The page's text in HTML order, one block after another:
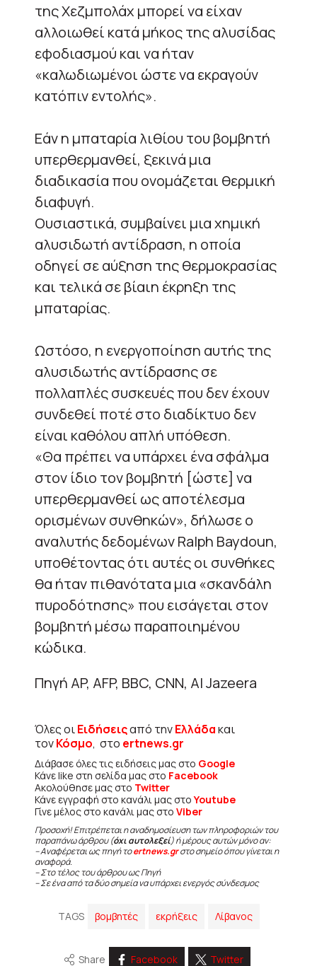
της Χεζμπολάχ μπορεί να είχαν
αλλοιωθεί κατά μήκος της αλυσίδας
εφοδιασμού και να ήταν
«καλωδιωμένοι ώστε να εκραγούν
κατόπιν εντολής».
Εάν η μπαταρία λιθίου του βομβητή
υπερθερμανθεί, ξεκινά μια
διαδικασία που ονομάζεται θερμική
διαφυγή.
Ουσιαστικά, συμβαίνει μια χημική
αλυσιδωτή αντίδραση, η οποία
οδηγεί σε αύξηση της θερμοκρασίας
και τελικά σε βίαιη έκρηξη της
μπαταρίας.
Ωστόσο, η ενεργοποίηση αυτής της
αλυσιδωτής αντίδρασης σε
πολλαπλές συσκευές που δεν έχουν
συνδεθεί ποτέ στο διαδίκτυο δεν
είναι καθόλου απλή υπόθεση.
«Θα πρέπει να υπάρχει ένα σφάλμα
στον ίδιο τον βομβητή [ώστε] να
υπερθερμανθεί ως αποτέλεσμα
ορισμένων συνθηκών», δήλωσε ο
αναλυτής δεδομένων Ralph Baydoun,
υποθέτοντας ότι αυτές οι συνθήκες
θα ήταν πιθανότατα μια «σκανδάλη
πυροδότησης» που εισάγεται στον
βομβητή μέσω παραποιημένου
κώδικα.
Πηγή AP, AFP, BBC, CNN, Al Jazeera
Όλες οιΕιδήσειςαπό τηνΕλλάδακαι
τονΚόσμο, στο ertnews.gr
Διάβασε όλες τις ειδήσεις μας στο Google
Κάνε like στη σελίδα μας στο Facebook
Ακολούθησε μας στο Twitter
Κάνε εγγραφή στο κανάλι μας στοYoutube
Γίνε μέλος στο κανάλι μας στο Viber
Προσοχή! Επιτρέπεται η αναδημοσίευση των πληροφοριών του
παραπάνω άρθρου (όχι αυτολεξεί) ή μέρους αυτών μόνο αν:
– Αναφέρεται ως πηγή τοertnews.grστο σημείο όπου γίνεται η
αναφορά.
– Στο τέλος του άρθρου ως Πηγή
– Σε ένα από τα δύο σημεία να υπάρχει ενεργός σύνδεσμος
TAGS βομβητές εκρήξεις Λίβανος
Share Facebook Twitter